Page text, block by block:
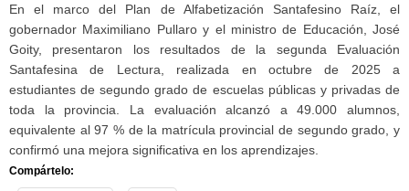
En el marco del Plan de Alfabetización Santafesino Raíz, el
gobernador Maximiliano Pullaro y el ministro de Educación, José
Goity, presentaron los resultados de la segunda Evaluación
Santafesina de Lectura, realizada en octubre de 2025 a
estudiantes de segundo grado de escuelas públicas y privadas de
toda la provincia. La evaluación alcanzó a 49.000 alumnos,
equivalente al 97 % de la matrícula provincial de segundo grado, y
confirmó una mejora significativa en los aprendizajes.
Compártelo: